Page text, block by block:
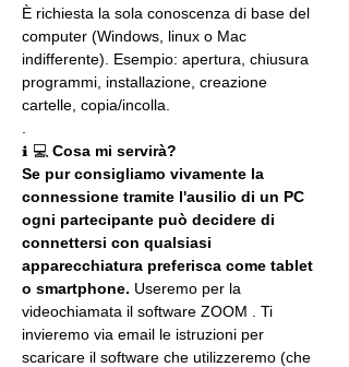
È richiesta la sola conoscenza di base del
computer (Windows, linux o Mac
indifferente). Esempio: apertura, chiusura
programmi, installazione, creazione
cartelle, copia/incolla.
ℹ 💻 Cosa mi servirà?
Se pur consigliamo vivamente la
connessione tramite l'ausilio di un PC
ogni partecipante può decidere di
connettersi con qualsiasi
apparecchiatura preferisca come tablet
o smartphone. Useremo per la
videochiamata il software ZOOM . Ti
invieremo via email le istruzioni per
scaricare il software che utilizzeremo (che